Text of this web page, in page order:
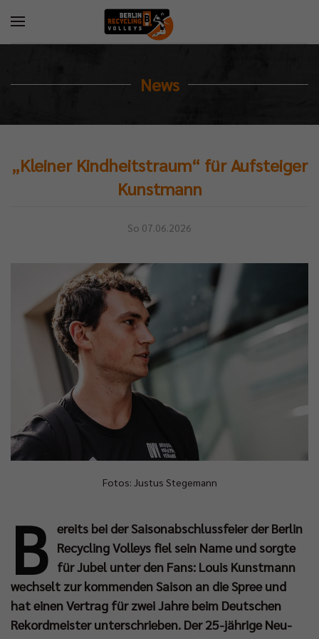
News
„Kleiner Kindheitstraum“ für Aufsteiger
Kunstmann
So 07.06.2026
Fotos: Justus Stegemann
B ereits bei der Saisonabschlussfeier der Berlin
Recycling Volleys fiel sein Name und sorgte
für Jubel unter den Fans: Louis Kunstmann
wechselt zur kommenden Saison an die Spree und
hat einen Vertrag für zwei Jahre beim Deutschen
Rekordmeister unterschrieben. Der 25-jährige Neu-